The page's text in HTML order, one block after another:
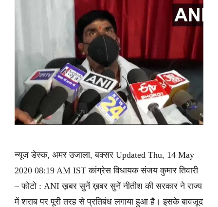
न्यूज डेस्क, अमर उजाला, बक्सर Updated Thu, 14 May
2020 08:19 AM IST कांग्रेस विधायक संजय कुमार तिवारी
– फोटो : ANI ख़बर सुनें ख़बर सुनें नीतीश की सरकार ने राज्य
में शराब पर पूरी तरह से प्रतिबंध लगाया हुआ है। इसके बावजूद